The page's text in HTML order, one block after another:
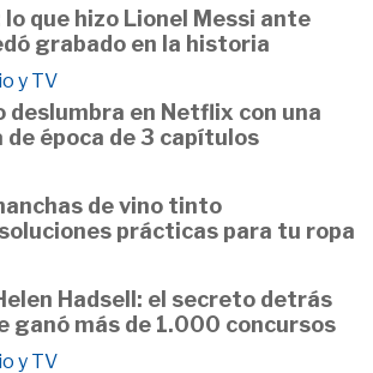
que hizo Lionel Messi ante
grabado en la historia
y TV
deslumbra en Netflix con una
de época de 3 capítulos
de vino tinto
prácticas para tu ropa
Hadsell: el secreto detrás
ganó más de 1.000 concursos
y TV